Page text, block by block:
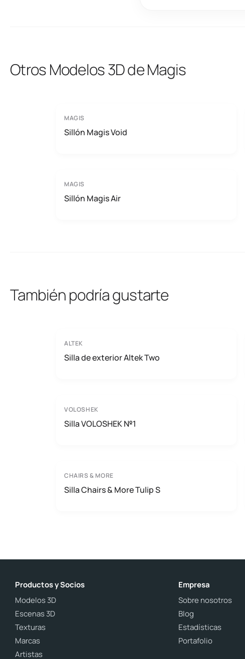
Otros Modelos 3D de Magis
MAGIS
Sillón Magis Void
MAGIS
Sillón Magis Air
También podría gustarte
ALTEK
Silla de exterior Altek Two
VOLOSHEK
Silla VOLOSHEK №1
CHAIRS & MORE
Silla Chairs & More Tulip S
Productos y Socios
Modelos 3D
Escenas 3D
Texturas
Marcas
Artistas
Empresa
Sobre nosotros
Blog
Estadísticas
Portafolio